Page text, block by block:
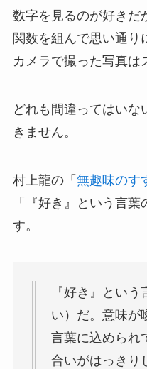
数字を見るのが好きだ
関数を組んで思い通り
カメラで撮った写真は
どれも間違ってはいな
きません。
村上龍の「 無趣味のす
「『好き』という言
す。
『好き』とい
い）だ。意味が
言葉に込められ
合いがはっきり